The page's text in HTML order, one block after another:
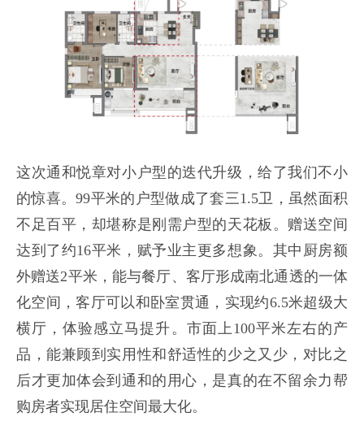
这次通和悦章对小户型的迭代升级，给了我们不小
的惊喜。99平米的户型做成了套三1.5卫，虽然面积
不足百平，却堪称是刚需户型的天花板。赠送空间
达到了约16平米，赋予业主更多想象。其中厨房额
外赠送2平米，能与餐厅、客厅形成南北通透的一体
化空间，客厅可以和卧室贯通，实现约6.5米超级大
横厅，体验感立马提升。市面上100平米左右的产
品，能兼顾到实用性和舒适性的少之又少，对比之
后才更加体会到通和的用心，是真的在不留余力帮
购房者实现居住空间最大化。